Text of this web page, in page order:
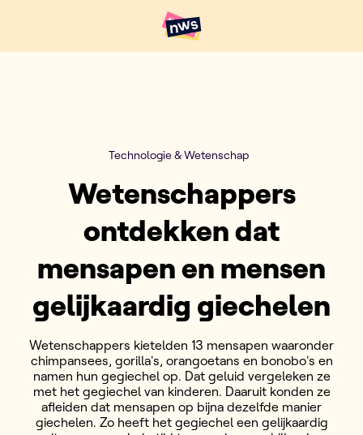
Hoofdpunten VRT NWS
Technologie & Wetenschap
Wetenschappers
ontdekken dat
mensapen en mensen
gelijkaardig giechelen
Wetenschappers kietelden 13 mensapen waaronder
chimpansees, gorilla's, orangoetans en bonobo's en
namen hun gegiechel op. Dat geluid vergeleken ze
met het gegiechel van kinderen. Daaruit konden ze
afleiden dat mensapen op bijna dezelfde manier
giechelen. Zo heeft het gegiechel een gelijkaardig